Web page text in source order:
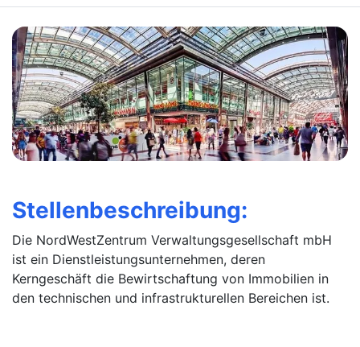
Stellenbeschreibung:
Die NordWestZentrum Verwaltungsgesellschaft mbH
ist ein Dienstleistungsunternehmen, deren
Kerngeschäft die Bewirtschaftung von Immobilien in
den technischen und infrastrukturellen Bereichen ist.